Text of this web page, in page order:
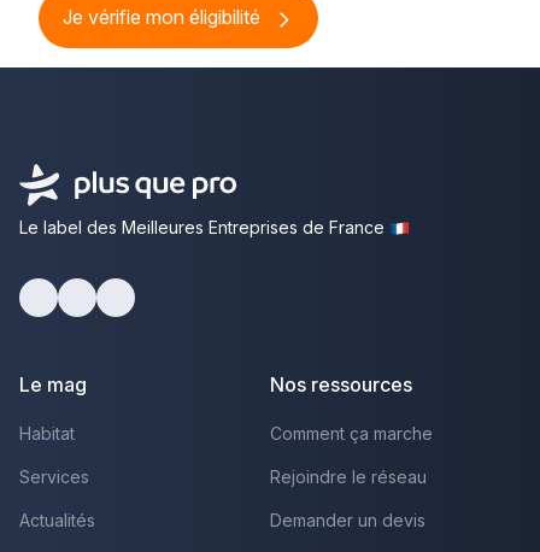
Je vérifie mon éligibilité
Le label des Meilleures Entreprises de France
Le mag
Habitat
Services
Actualités
Nos ressources
Comment ça marche
Rejoindre le réseau
Demander un devis